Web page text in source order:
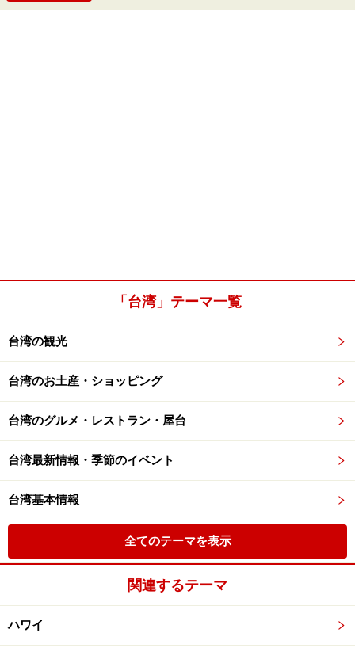
「台湾」テーマ一覧
台湾の観光
台湾のお土産・ショッピング
台湾のグルメ・レストラン・屋台
台湾最新情報・季節のイベント
台湾基本情報
全てのテーマを表示
関連するテーマ
ハワイ